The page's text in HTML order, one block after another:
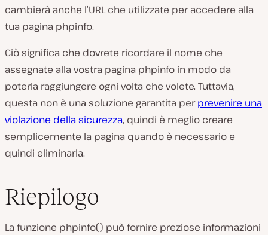
cambierà anche l’URL che utilizzate per accedere alla
tua pagina phpinfo.
Ciò significa che dovrete ricordare il nome che
assegnate alla vostra pagina phpinfo in modo da
poterla raggiungere ogni volta che volete. Tuttavia,
questa non è una soluzione garantita perprevenire una
violazione della sicurezza, quindi è meglio creare
semplicemente la pagina quando è necessario e
quindi eliminarla.
Riepilogo
La funzione phpinfo() può fornire preziose informazioni